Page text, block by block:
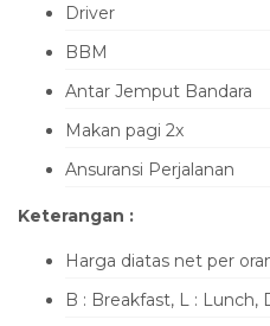
Driver
BBM
Antar Jemput Bandara
Makan pagi 2x
Ansuransi Perjalanan
Keterangan :
Harga diatas net per
B : Breakfast, L : Lunch,